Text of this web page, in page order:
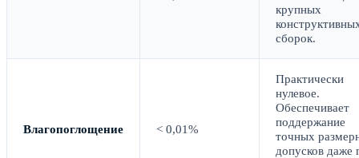
крупных
сборок.
Влагопоглощение < 0,01%
Практически
нулевое.
Обеспечивает
поддержание
точных
допусков даже